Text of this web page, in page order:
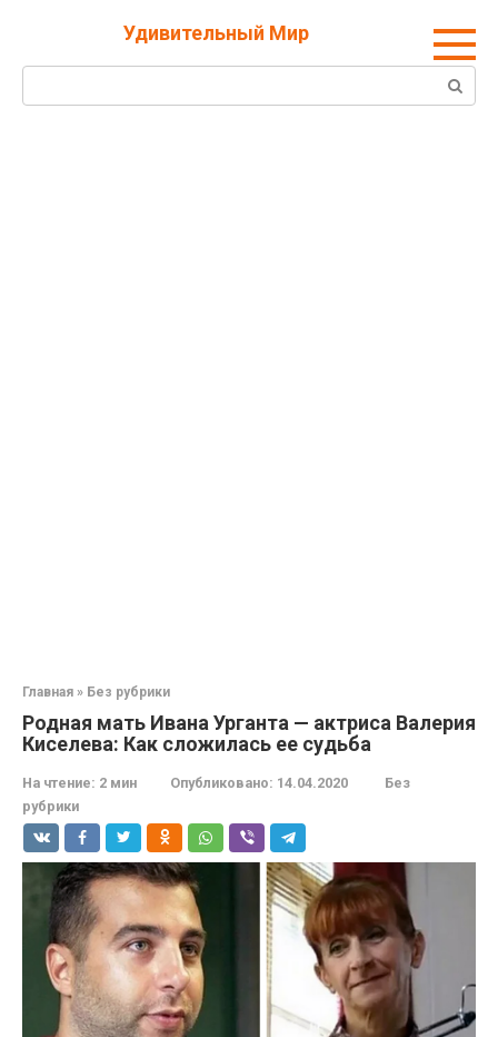
Удивительный Мир
Поиск:
Главная » Без рубрики
Родная мать Ивана Урганта — актриса Валерия
Киселева: Как сложилась ее судьба
На чтение: 2 мин Опубликовано: 14.04.2020
Без
рубрики